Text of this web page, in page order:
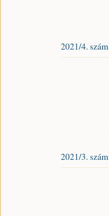
2021/4. szám
2021/3. szám